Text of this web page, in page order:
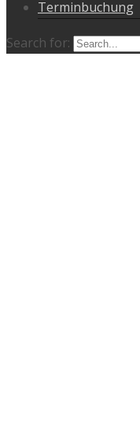
Terminbuchung
Search for: